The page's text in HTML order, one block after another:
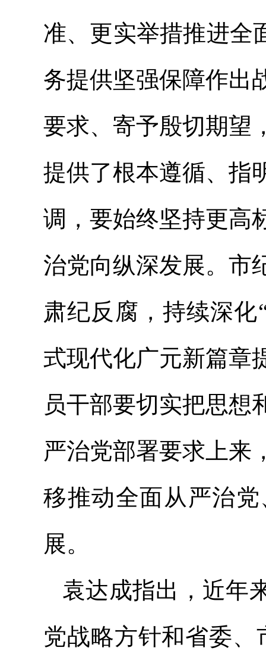
准、更实举措推进全
务提供坚强保障作出
要求、寄予殷切期望
提供了根本遵循、指
调，要始终坚持更高
治党向纵深发展。市
肃纪反腐，持续深化
式现代化广元新篇章
员干部要切实把思想
严治党部署要求上来
移推动全面从严治
展。
袁达成指出，近年
党战略方针和省委